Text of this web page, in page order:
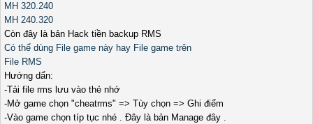
MH 320.240
MH 240.320
Còn đây là bản Hack tiền backup RMS
Có thể dùng File game này hay File game trên
File RMS
Hướng dẩn:
-Tải file rms lưu vào thẻ nhớ
-Mở game chọn "cheatrms" => Tùy chọn => Ghi điểm
-Vào game chọn típ tục nhé . Đây là bản Manage đây .